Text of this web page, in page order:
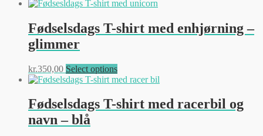
vare
flere
varianter.
vælges
på
varesiden
Fødselsdags T-shirt med enhjørning –
glimmer
kr.350,00 Select optionsDette
vare
flere
varianter.
Fødselsdags T-shirt med racerbil og
navn – blå